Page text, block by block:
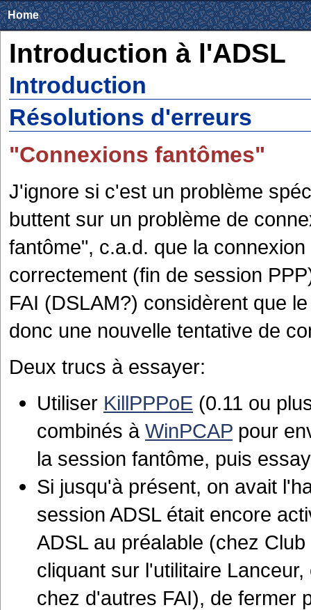
Home
Introduction à l'ADSL
Introduction
Résolutions d'erreurs
"Connexions fantômes"
J'ignore si c'est un problème
buttent sur un problème de
fantôme", c.a.d. que la
correctement (fin de session
FAI (DSLAM?) considèrent que
donc une nouvelle tentative de
Deux trucs à essayer:
Utiliser KillPPPoE (0.11 ou
combinés à WinPCAP pour
la session fantôme, puis
Si jusqu'à présent, on avait
session ADSL était encore
ADSL au préalable (chez
cliquant sur l'utilitaire
chez d'autres FAI), de fermer